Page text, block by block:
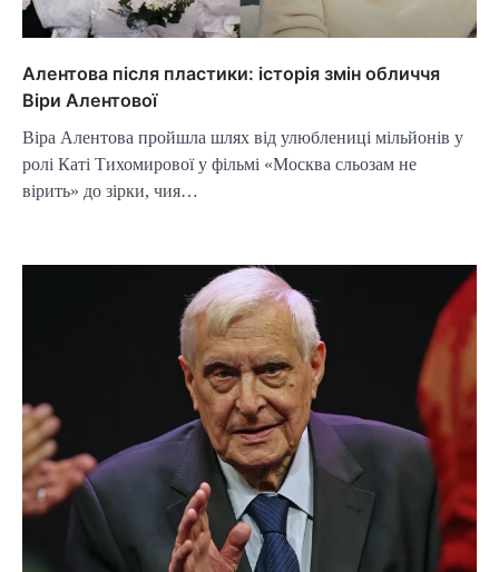
Алентова після пластики: історія змін обличчя
Віри Алентової
Віра Алентова пройшла шлях від улюблениці мільйонів у
ролі Каті Тихомирової у фільмі «Москва сльозам не
вірить» до зірки, чия…